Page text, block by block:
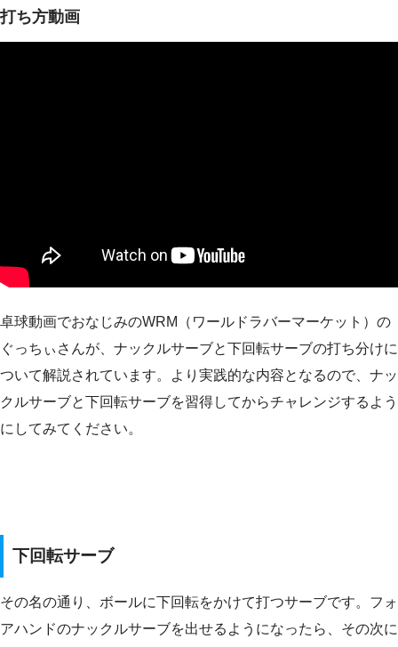
打ち方動画
卓球動画でおなじみのWRM（ワールドラバーマーケット）の
ぐっちぃさんが、ナックルサーブと下回転サーブの打ち分けに
ついて解説されています。より実践的な内容となるので、ナッ
クルサーブと下回転サーブを習得してからチャレンジするよう
にしてみてください。
下回転サーブ
その名の通り、ボールに下回転をかけて打つサーブです。フォ
アハンドのナックルサーブを出せるようになったら、その次に